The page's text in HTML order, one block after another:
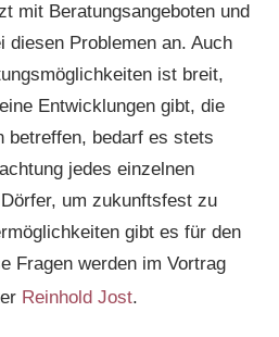
mit Beratungsangeboten und
diesen Problemen an. Auch
ist breit,
Entwicklungen gibt, die
betreffen, bedarf es stets
jedes einzelnen
um zukunftsfest zu
gibt es für den
Fragen werden im Vortrag
Reinhold Jost.